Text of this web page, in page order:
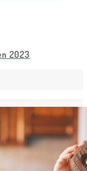
2023